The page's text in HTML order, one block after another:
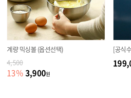
계량 믹싱볼 (옵션선택)
4,500
13% 3,900원
[공식